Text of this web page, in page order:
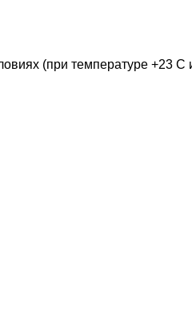
(при температуре +23 С